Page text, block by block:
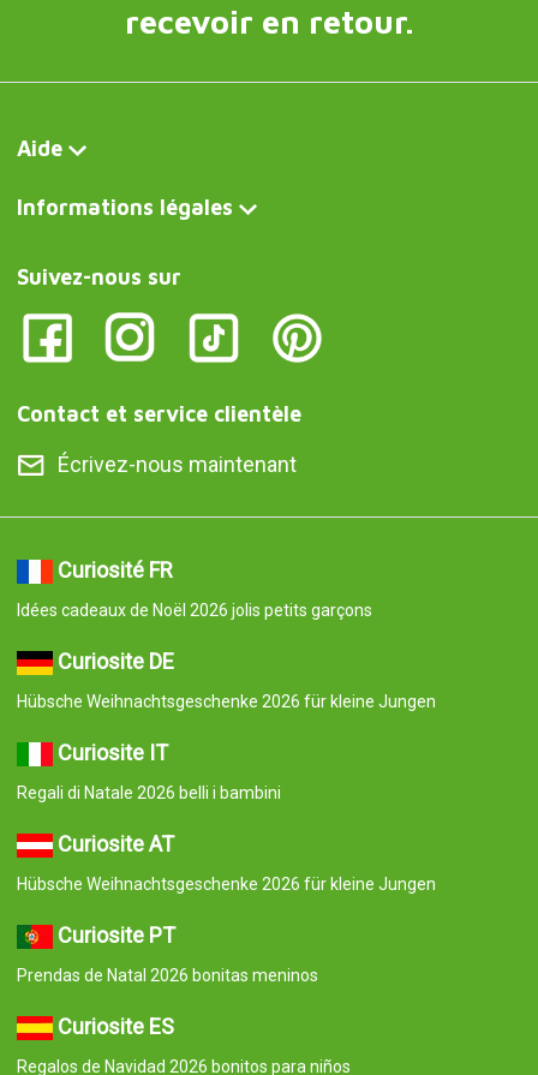
recevoir en retour.
Aide
Informations légales
Suivez-nous sur
Contact et service clientèle
Écrivez-nous maintenant
Curiosité FR
Idées cadeaux de Noël 2026 jolis petits garçons
Curiosite DE
Hübsche Weihnachtsgeschenke 2026 für kleine Jungen
Curiosite IT
Regali di Natale 2026 belli i bambini
Curiosite AT
Hübsche Weihnachtsgeschenke 2026 für kleine Jungen
Curiosite PT
Prendas de Natal 2026 bonitas meninos
Curiosite ES
Regalos de Navidad 2026 bonitos para niños